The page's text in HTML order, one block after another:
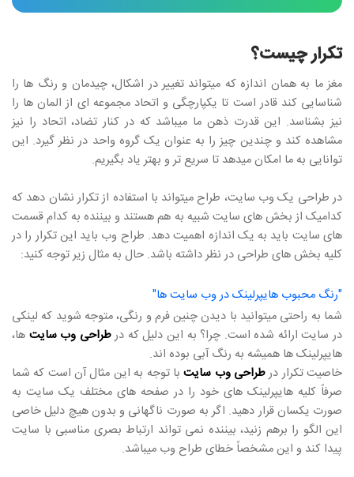
تکرار چیست؟
مغز ما به همان اندازه که میتواند تغییر در اشکال، چیدمان و رنگ ها را
شناسایی کند قادر است تا یکپارچگی و اتحاد مجموعه ای از المان ها را
نیز بشناسد. این قدرت ذهن ما میباشد که در کنار تضاد، اتحاد را نیز
مشاهده کند و چندین چیز را به عنوان یک گروه واحد در نظر گیرد. این
توانایی به ما امکان میدهد تا سریع تر و بهتر یاد بگیریم.
در طراحی یک وب سایت، طراح میتواند با استفاده از تکرار نشان دهد که
کدامیک از بخش های سایت شبیه به هم هستند و بیننده به کدام قسمت
های سایت باید به یک اندازه اهمیت دهد. طراح وب باید این تکرار را در
کلیه بخش های طراحی در نظر داشته باشد. حال به مثال زیر توجه کنید:
"رنگ محبوب هایپرلینک در وب سایت ها"
شما به راحتی میتوانید با دیدن چنین فرم و رنگی، متوجه شوید که لینکی
در سایت ارائه شده است. چرا؟ به این دلیل که درطراحی وب سایت ها،
هایپرلینک ها همیشه به رنگ آبی بوده اند.
خاصیت تکرار درطراحی وب سایتبا توجه به این مثال آن است که شما
صرفاً کلیه هایپرلینک های خود را در صفحه های مختلف یک سایت به
صورت یکسان قرار دهید. اگر به صورت ناگهانی و بدون هیچ دلیل خاصی
این الگو را برهم زنید، بیننده نمی تواند ارتباط بصری مناسبی با سایت
پیدا کند و این مشخصاً خطای طراح وب میباشد.